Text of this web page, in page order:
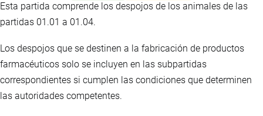
Esta partida comprende los despojos de los animales de las
partidas 01.01 a 01.04.
Los despojos que se destinen a la fabricación de productos
farmacéuticos solo se incluyen en las subpartidas
correspondientes si cumplen las condiciones que determinen
las autoridades competentes.